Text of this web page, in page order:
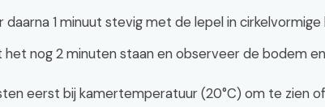
daarna 1 minuut stevig met de lepel in cirkelvormige
het nog 2 minuten staan en observeer de bodem
eerst bij kamertemperatuur (20°C) om te zien